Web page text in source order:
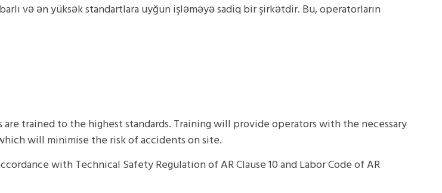
və ən yüksək standartlara uyğun işləməyə sadiq bir şirkətdir. Bu, operatorların
trained to the highest standards. Training will provide operators with the necessary
will minimise the risk of accidents on site.
with Technical Safety Regulation of AR Clause 10 and Labor Code of AR